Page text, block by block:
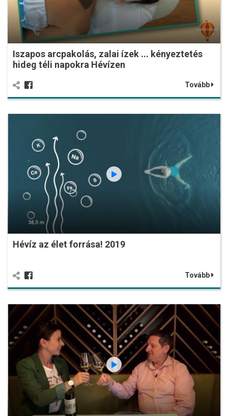
Iszapos arcpakolás, zalai ízek ... kényeztetés
hideg téli napokra Hévízen
Tovább
Hévíz az élet forrása! 2019
Tovább